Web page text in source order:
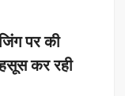
पर की
कर रही